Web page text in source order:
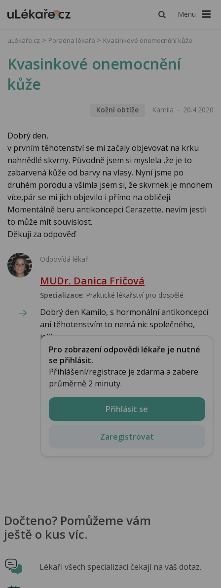
Menu
uLékaře.cz Poradna lékaře Kvasinkové onemocnění kůže
Kvasinkové onemocnění
kůže
Kožní obtíže Kamila 20.4.2020
Dobrý den,
v prvním těhotenství se mi začaly objevovat na krku
nahnědlé skvrny. Původně jsem si myslela ,že je to
zabarvená kůže od barvy na vlasy. Nyní jsme po
druhém porodu a všimla jsem si, že skvrnek je mnohem
více,pár se mi jich objevilo i přímo na obličeji.
Momentálně beru antikoncepci Cerazette, nevím jestli
to může mít souvislost.
Děkuji za odpověď
Odpovídá lékař:
MUDr. Danica Fričová
Specializace: Praktické lékařství pro dospělé
Dobrý den Kamilo, s hormonální antikoncepcí
ani těhotenstvím to nemá nic společného,
jeliko...
Pro zobrazení odpovědi lékaře je nutné
se přihlásit.
Přihlášení/registrace je zdarma a zabere
průměrně 2 minuty.
Přihlásit se
Zaregistrovat
Dočteno? Pomůžeme vám
ještě o kus víc.
Lékaři všech specializací čekají na váš dotaz.